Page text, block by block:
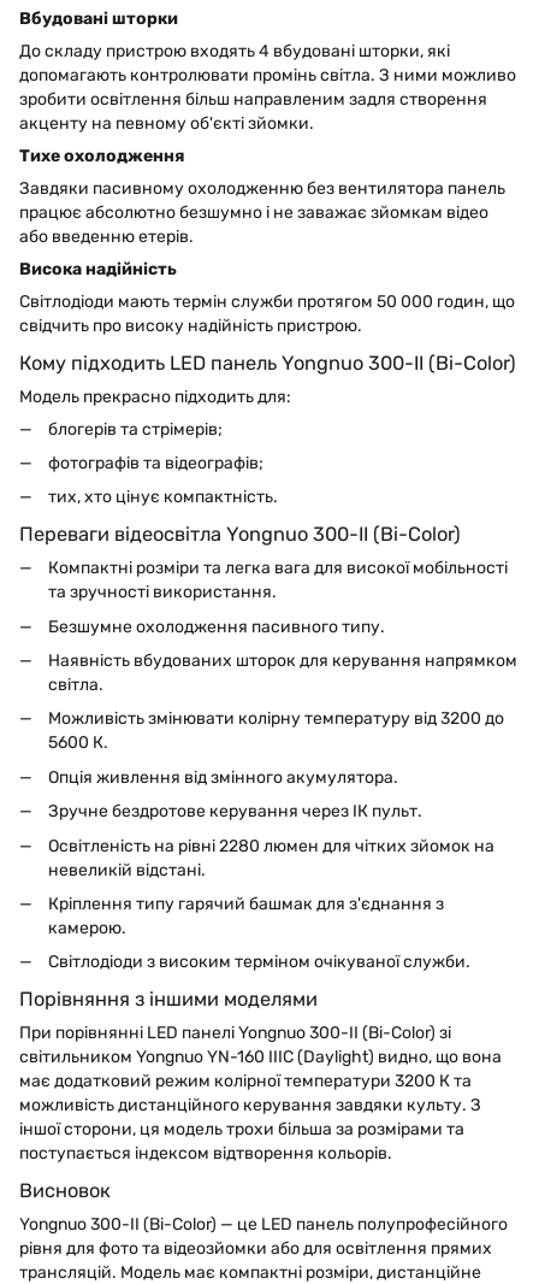
Вбудовані шторки
До складу пристрою входять 4 вбудовані шторки, які
допомагають контролювати промінь світла. З ними можливо
зробити освітлення більш направленим задля створення
акценту на певному об'єкті зйомки.
Тихе охолодження
Завдяки пасивному охолодженню без вентилятора панель
працює абсолютно безшумно і не заважає зйомкам відео
або введенню етерів.
Висока надійність
Світлодіоди мають термін служби протягом 50 000 годин, що
свідчить про високу надійність пристрою.
Кому підходить LED панель Yongnuo 300-II (Bi-Color)
Модель прекрасно підходить для:
блогерів та стрімерів;
фотографів та відеографів;
тих, хто цінує компактність.
Переваги відеосвітла Yongnuo 300-II (Bi-Color)
Компактні розміри та легка вага для високої мобільності
та зручності використання.
Безшумне охолодження пасивного типу.
Наявність вбудованих шторок для керування напрямком
світла.
Можливість змінювати колірну температуру від 3200 до
5600 К.
Опція живлення від змінного акумулятора.
Зручне бездротове керування через ІК пульт.
Освітленість на рівні 2280 люмен для чітких зйомок на
невеликій відстані.
Кріплення типу гарячий башмак для з'єднання з
камерою.
Світлодіоди з високим терміном очікуваної служби.
Порівняння з іншими моделями
При порівнянні LED панелі Yongnuo 300-II (Bi-Color) зі
світильником Yongnuo YN-160 IIIC (Daylight) видно, що вона
має додатковий режим колірної температури 3200 К та
можливість дистанційного керування завдяки культу. З
іншої сторони, ця модель трохи більша за розмірами та
поступається індексом відтворення кольорів.
Висновок
Yongnuo 300-II (Bi-Color) — це LED панель полупрофесійного
рівня для фото та відеозйомки або для освітлення прямих
трансляцій. Модель має компактні розміри, дистанційне